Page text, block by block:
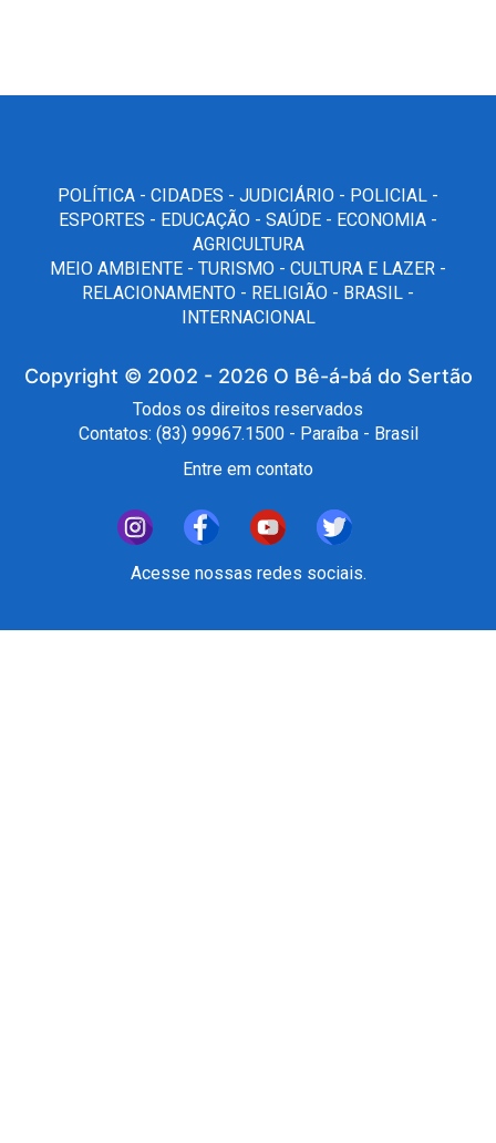
POLÍTICA - CIDADES - JUDICIÁRIO - POLICIAL -
ESPORTES - EDUCAÇÃO - SAÚDE - ECONOMIA -
AGRICULTURA
MEIO AMBIENTE - TURISMO - CULTURA E LAZER -
RELACIONAMENTO - RELIGIÃO - BRASIL -
INTERNACIONAL
Copyright © 2002 - 2026O Bê-á-bá do Sertão
Todos os direitos reservados
Contatos: (83) 99967.1500 - Paraíba - Brasil
Entre em contato
Acesse nossas redes sociais.